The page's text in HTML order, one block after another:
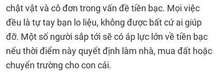
chật vật và cô đơn trong vấn đề tiền bạc. Mọi việc
đều là tự tay bạn lo liệu, không được bất cứ ai giúp
đỡ. Một số người sắp tới sẽ có áp lực lớn về tiền bạc
nếu thời điểm này quyết định làm nhà, mua đất hoặc
chuyển trường cho con cái.